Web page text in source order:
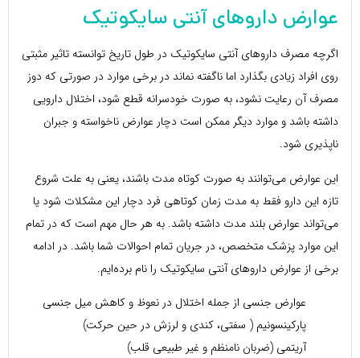
عوارض داروهای آنتی سایکوتیک
اگرچه مصرف داروهای آنتی سایکوتیک در طول تاریخ توانسته تاثیر مثبتی
روی افراد زیادی بگذارد اما ناگفته نماند در برخی موارد در صورتی که دوز
مصرف آن رعایت نشود، به صورت خودسرانه قطع شود، اختلال دارویی
داشته باشد و موارد دیگر ممکن است دچار عوارض ناخواسته‌ و جبران
ناپذیری شود.
این عوارض می‌توانند به صورت کوتاه مدت باشند، یعنی به علت شروع
تازه این دارو فقط به مدت زمان کوتاهی فرد دچار این مشکلات شود یا
می‌تواند عوارض بلند مدت داشته باشد. به هر حال مهم است که در تمام
این موارد پزشک متخصص، در جریان تمام احوالات شما باشد. در ادامه
برخی از عوارض داروهای آنتی سایکوتیک را نام برده‌ایم.
عوارض جنسی از جمله اختلال در نعوظ و کاهش میل جنسی
پارکینسونیم ( سفتی، کندی و لرزش در حین حرکت)
آریتمی (ضربان نامنظم و غیر طبیعی قلب)